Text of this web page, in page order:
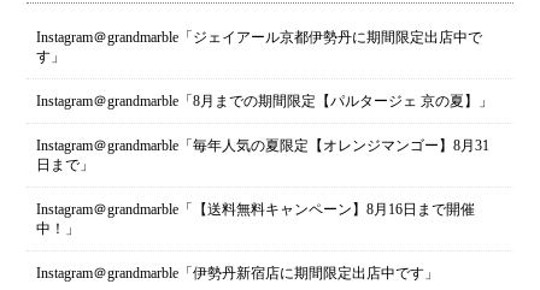
Instagram＠grandmarble「ジェイアール京都伊勢丹に期間限定出店中で
す」
Instagram＠grandmarble「8月までの期間限定【パルタージェ 京の夏】」
Instagram＠grandmarble「毎年人気の夏限定【オレンジマンゴー】8月31
日まで」
Instagram＠grandmarble「【送料無料キャンペーン】8月16日まで開催
中！」
Instagram＠grandmarble「伊勢丹新宿店に期間限定出店中です」